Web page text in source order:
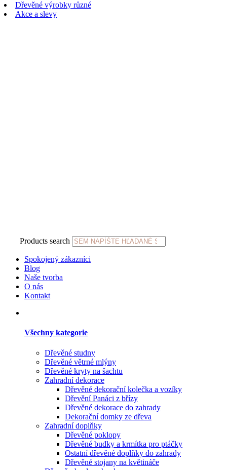
Dřevěné výrobky různé
Akce a slevy
Products search
Spokojený zákazníci
Blog
Naše tvorba
O nás
Kontakt
Všechny kategorie
Dřevěné studny
Dřevěné větrné mlýny
Dřevěné kryty na šachtu
Zahradní dekorace
Dřevěné dekorační kolečka a vozíky
Dřevění Panáci z břízy
Dřevěné dekorace do zahrady
Dekorační domky ze dřeva
Zahradní doplňky
Dřevěné poklopy
Dřevěné budky a krmítka pro ptáčky
Ostatní dřevěné doplňky do zahrady
Dřevěné stojany na květináče